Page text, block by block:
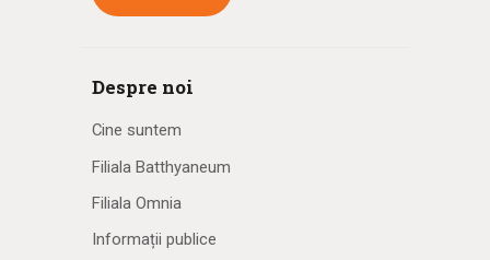
Despre noi
Cine suntem
Filiala Batthyaneum
Filiala Omnia
Informații publice